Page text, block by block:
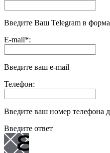
Введите Ваш Telegram в
E-mail*:
Введите ваш e-mail
Телефон:
Введите ваш номер телефона
Введите ответ